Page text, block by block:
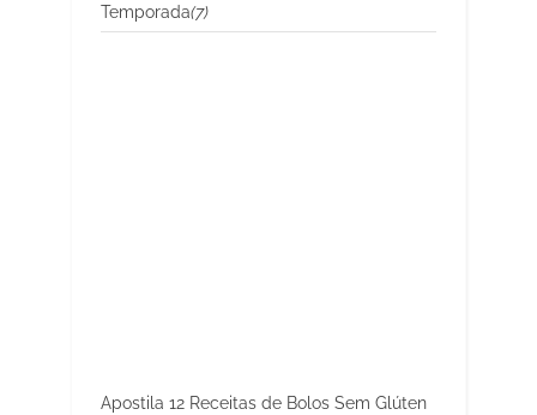
Temporada(7)
Apostila 12 Receitas de Bolos Sem Glúten